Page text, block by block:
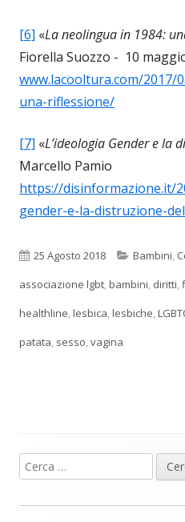
[6] «La neolingua in 1984:
Fiorella Suozzo - 10
www.lacooltura.com/
una-riflessione/
[7] «L’ideologia Gender e la
Marcello Pamio
https://disinformazione.it/
gender-e-la-distruzione-
Pubblicato
25 Agosto 2018 Categorie
Bambini,
associazione lgbt,bambini, diritti,
healthline,lesbica,lesbiche,
patata, sesso,vagina
Barra
laterale
Ricerca
per: